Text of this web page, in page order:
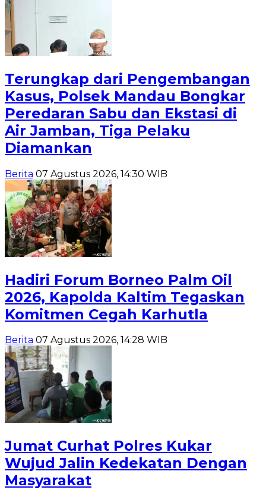
Terungkap dari Pengembangan
Kasus, Polsek Mandau Bongkar
Peredaran Sabu dan Ekstasi di
Air Jamban, Tiga Pelaku
Diamankan
Berita 07 Agustus 2026, 14:30 WIB
Hadiri Forum Borneo Palm Oil
2026, Kapolda Kaltim Tegaskan
Komitmen Cegah Karhutla
Berita 07 Agustus 2026, 14:28 WIB
Jumat Curhat Polres Kukar
Wujud Jalin Kedekatan Dengan
Masyarakat